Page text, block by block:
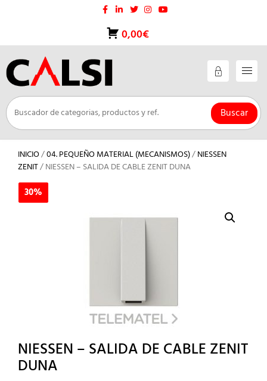
0,00€
Buscar
INICIO/04. PEQUEÑO MATERIAL (MECANISMOS)/NIESSEN
ZENIT/ NIESSEN – SALIDA DE CABLE ZENIT DUNA
30%
NIESSEN – SALIDA DE CABLE ZENIT
DUNA
30%